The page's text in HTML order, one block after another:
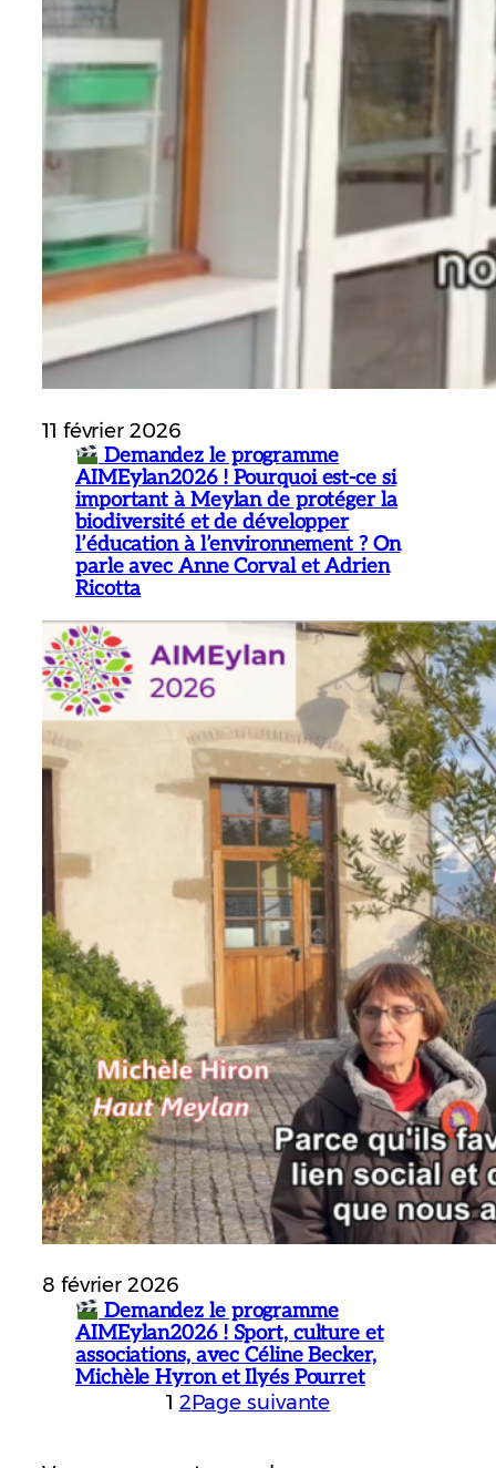
11 février 2026
Demandez le programme
AIMEylan2026 ! Pourquoi est-ce si
important à Meylan de protéger la
biodiversité et de développer
l’éducation à l’environnement ? On
parle avec Anne Corval et Adrien
Ricotta
8 février 2026
Demandez le programme
AIMEylan2026 ! Sport, culture et
associations, avec Céline Becker,
Michèle Hyron et Ilyés Pourret
1 2Page suivante